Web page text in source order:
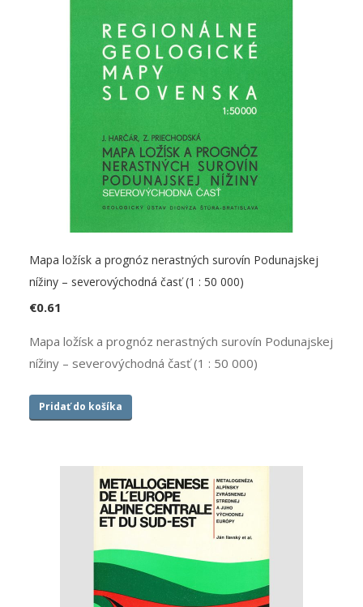
Mapa ložísk a prognóz nerastných surovín Podunajskej
nížiny – severovýchodná časť (1 : 50 000)
€0.61
Mapa ložísk a prognóz nerastných surovín Podunajskej
nížiny – severovýchodná časť (1 : 50 000)
Pridať do košíka